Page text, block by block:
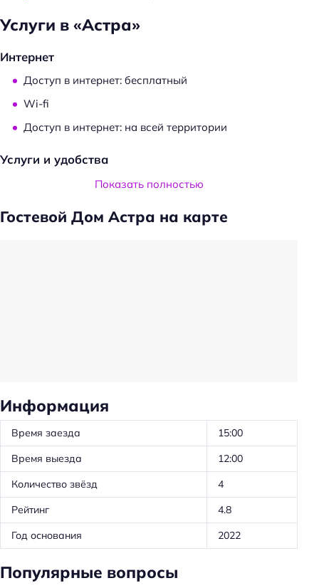
Услуги в «Астра»
Интернет
Доступ в интернет: бесплатный
Wi-fi
Доступ в интернет: на всей территории
Услуги и удобства
Банкетный зал
Трансфер
Можно проводить вечеринки
Оборудование для кухни: плита
Оборудование для кухни: посудомойка
Оборудование для кухни: посуда
Оборудование для кухни: чайник
Оборудование для кухни: микроволновка
Показать полностью
Гостевой Дом Астра на карте
Информация
Время заезда
15:00
Время выезда
12:00
Количество звёзд
4
Рейтинг
4.8
Год основания
2022
Популярные вопросы